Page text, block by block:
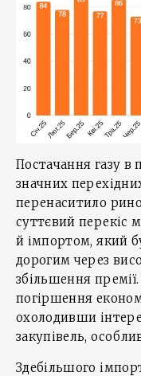
Постачання газу в
значних
перенаситило
суттєвий перекіс
й імпортом, який
дорогим через
збільшення
погіршення
охолодивши
закупівель,
Здебільшого